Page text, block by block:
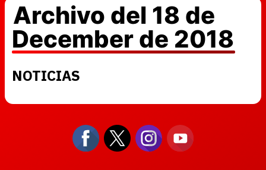
Archivo del 18 de
December de 2018
NOTICIAS